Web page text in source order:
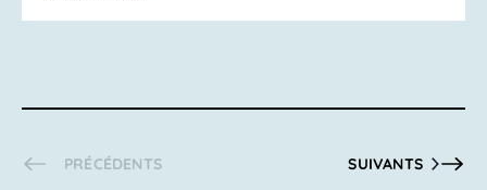
ACTIVITÉS
PRÉCÉDENTS ACTIVITÉS
SUIVANTS